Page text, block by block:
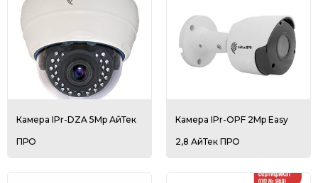
Камера IPr-DZA 5Mp АйТек
ПРО
Камера IPr-OPF 2Mp Easy
2,8 АйТек ПРО